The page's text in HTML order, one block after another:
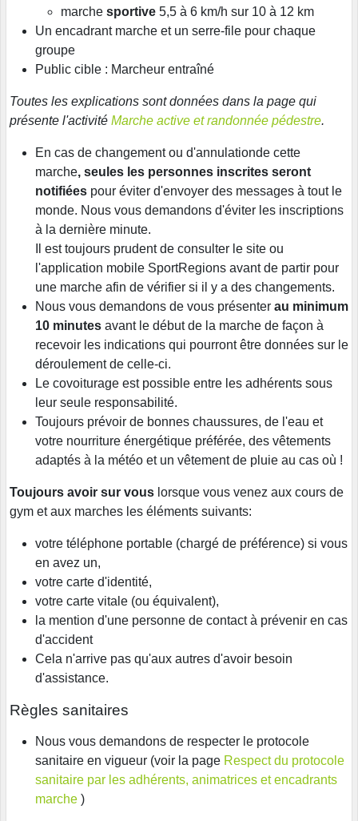
marche sportive 5,5 à 6 km/h sur 10 à 12 km
Un encadrant marche et un serre-file pour chaque
groupe
Public cible : Marcheur entraîné
Toutes les explications sont données dans la page qui
présente l'activité Marche active et randonnée pédestre.
En cas de changement ou d'annulationde cette
marche, seules les personnes inscrites seront
notifiées pour éviter d'envoyer des messages à tout le
monde. Nous vous demandons d'éviter les inscriptions
à la dernière minute.
Il est toujours prudent de consulter le site ou
l'application mobile SportRegions avant de partir pour
une marche afin de vérifier si il y a des changements.
Nous vous demandons de vous présenter au minimum
10 minutes avant le début de la marche de façon à
recevoir les indications qui pourront être données sur le
déroulement de celle-ci.
Le covoiturage est possible entre les adhérents sous
leur seule responsabilité.
Toujours prévoir de bonnes chaussures, de l'eau et
votre nourriture énergétique préférée, des vêtements
adaptés à la météo et un vêtement de pluie au cas où !
Toujours avoir sur vous lorsque vous venez aux cours de
gym et aux marches les éléments suivants:
votre téléphone portable (chargé de préférence) si vous
en avez un,
votre carte d'identité,
votre carte vitale (ou équivalent),
la mention d'une personne de contact à prévenir en cas
d'accident
Cela n'arrive pas qu'aux autres d'avoir besoin
d'assistance.
Règles sanitaires
Nous vous demandons de respecter le protocole
sanitaire en vigueur (voir la page Respect du protocole
sanitaire par les adhérents, animatrices et encadrants
marche )